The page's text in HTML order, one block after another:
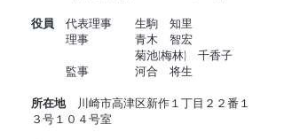
役員 代表理事 生駒 知里
理事 青木 智宏
菊池(梅林) 千香子
監事 河合 将生
所在地川崎市高津区新作１丁目２２番１
３号１０４号室